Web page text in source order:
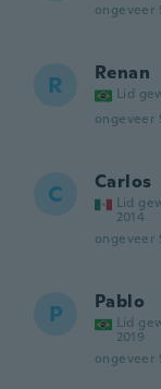
ongeveer
R Renan
Lid
ongeveer
C Carlos
Lid
2014
ongeveer
P Pablo
Lid
2019
ongeveer